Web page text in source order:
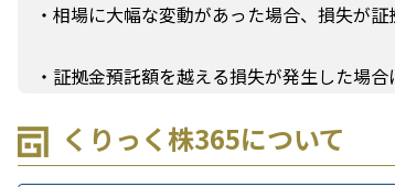
・相場に大幅な変動があった場合、損失が
・証拠金預託額を越える損失が発生した場
くりっく株365について